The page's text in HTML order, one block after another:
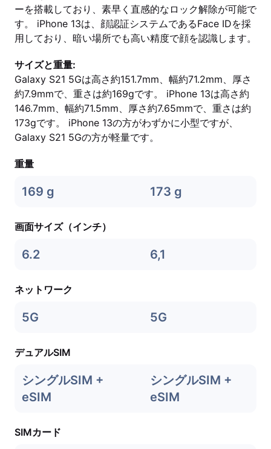
ーを搭載しており、素早く直感的なロック解除が可能で
す。 iPhone 13は、顔認証システムであるFace IDを採
用しており、暗い場所でも高い精度で顔を認識します。
サイズと重量:
Galaxy S21 5Gは高さ約151.7mm、幅約71.2mm、厚さ
約7.9mmで、重さは約169gです。 iPhone 13は高さ約
146.7mm、幅約71.5mm、厚さ約7.65mmで、重さは約
173gです。 iPhone 13の方がわずかに小型ですが、
Galaxy S21 5Gの方が軽量です。
重量
169 g 173 g
画面サイズ（インチ）
6.2 6,1
ネットワーク
5G 5G
デュアルSIM
シングルSIM +
eSIM
シングルSIM +
eSIM
SIMカード